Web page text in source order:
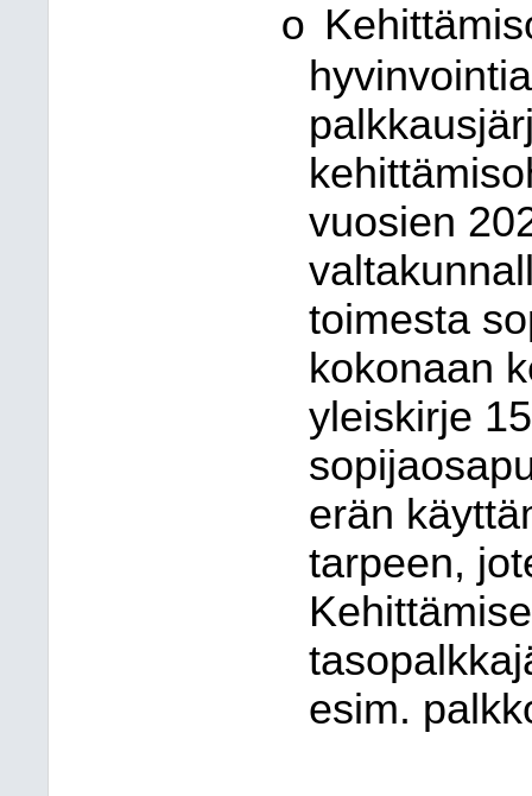
o
vuosien
toimesta
kokonaan
yleiskirje
erän
tarpeen,
esim.